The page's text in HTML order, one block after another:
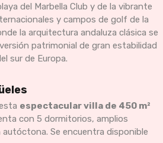
del Marbella Club y de la vibrante
y campos de golf de la
la arquitectura andaluza clásica se
patrimonial de gran estabilidad
sur de Europa.
espectacular villa de 450 m²
con 5 dormitorios, amplios
Se encuentra disponible